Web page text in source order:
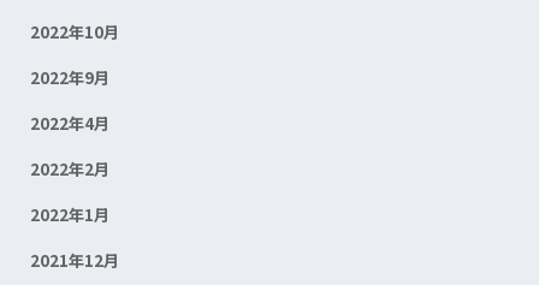
2022年10月
2022年9月
2022年4月
2022年2月
2022年1月
2021年12月